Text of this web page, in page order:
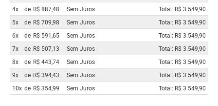
4x
de R$ 887,48 Sem Juros
Total: R$ 3.549,90
5x
de R$ 709,98 Sem Juros
Total: R$ 3.549,90
6x
de R$ 591,65 Sem Juros
Total: R$ 3.549,90
7x
de R$ 507,13 Sem Juros
Total: R$ 3.549,90
8x
de R$ 443,74 Sem Juros
Total: R$ 3.549,90
9x
de R$ 394,43 Sem Juros
Total: R$ 3.549,90
10x de R$ 354,99 Sem Juros Total: R$ 3.549,90